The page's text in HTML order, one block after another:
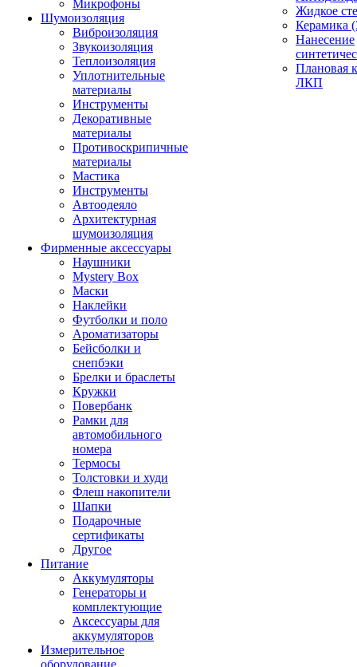
Микрофоны
Шумоизоляция
Виброизоляция
Звукоизоляция
Теплоизоляция
Уплотнительные
материалы
Инструменты
Декоративные
материалы
Противоскрипичные
материалы
Мастика
Инструменты
Автоодеяло
Архитектурная
шумоизоляция
Фирменные аксессуары
Наушники
Mystery Box
Маски
Наклейки
Футболки и поло
Ароматизаторы
Бейсболки и
снепбэки
Брелки и браслеты
Кружки
Повербанк
Рамки для
автомобильного
номера
Термосы
Толстовки и худи
Флеш накопители
Шапки
Подарочные
сертификаты
Другое
Питание
Аккумуляторы
Генераторы и
комплектующие
Аксессуары для
аккумуляторов
Измерительное
оборудование
Жидкое
Керамика
Нанесение
Плановая
ЛКП